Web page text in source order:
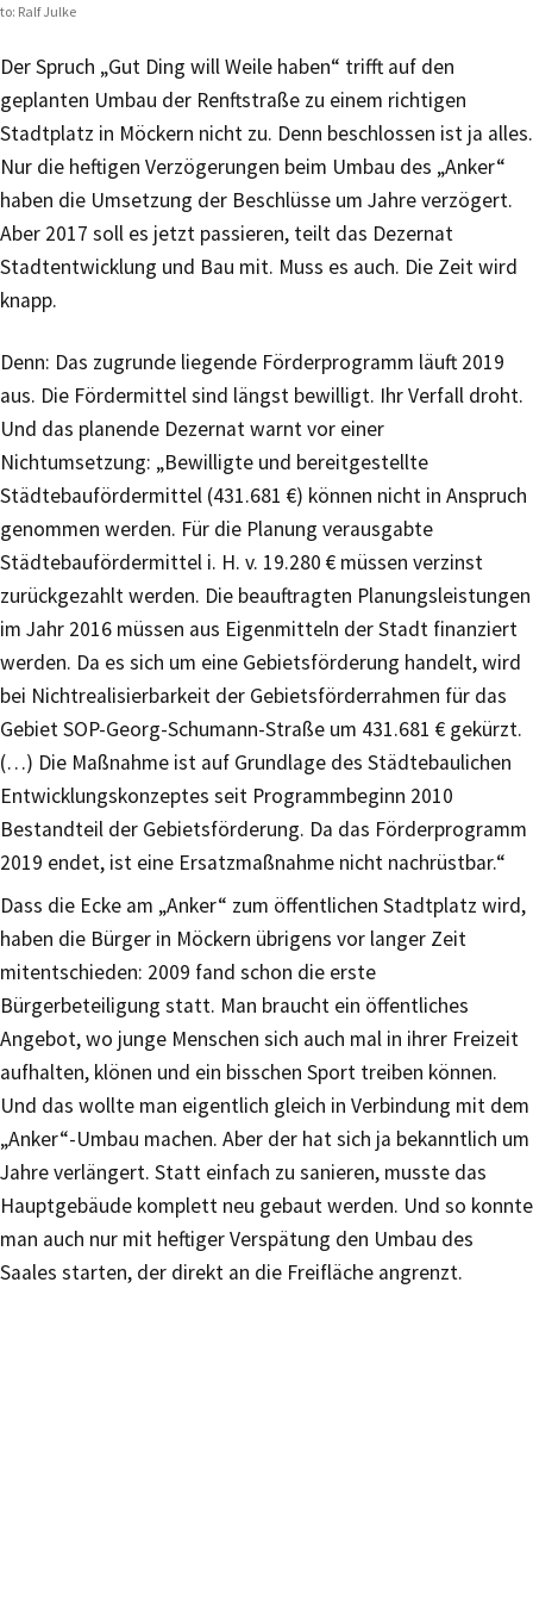
Ralf Julke
Der Spruch „Gut Ding will Weile haben“ trifft auf den
geplanten Umbau der Renftstraße zu einem richtigen
Stadtplatz in Möckern nicht zu. Denn beschlossen ist ja alles.
Nur die heftigen Verzögerungen beim Umbau des „Anker“
haben die Umsetzung der Beschlüsse um Jahre verzögert.
Aber 2017 soll es jetzt passieren, teilt das Dezernat
Stadtentwicklung und Bau mit. Muss es auch. Die Zeit wird
knapp.
Denn: Das zugrunde liegende Förderprogramm läuft 2019
aus. Die Fördermittel sind längst bewilligt. Ihr Verfall droht.
Und das planende Dezernat warnt vor einer
Nichtumsetzung: „Bewilligte und bereitgestellte
Städtebaufördermittel (431.681 €) können nicht in Anspruch
genommen werden. Für die Planung verausgabte
Städtebaufördermittel i. H. v. 19.280 € müssen verzinst
zurückgezahlt werden. Die beauftragten Planungsleistungen
im Jahr 2016 müssen aus Eigenmitteln der Stadt finanziert
werden. Da es sich um eine Gebietsförderung handelt, wird
bei Nichtrealisierbarkeit der Gebietsförderrahmen für das
Gebiet SOP-Georg-Schumann-Straße um 431.681 € gekürzt.
(…) Die Maßnahme ist auf Grundlage des Städtebaulichen
Entwicklungskonzeptes seit Programmbeginn 2010
Bestandteil der Gebietsförderung. Da das Förderprogramm
2019 endet, ist eine Ersatzmaßnahme nicht nachrüstbar.“
Dass die Ecke am „Anker“ zum öffentlichen Stadtplatz wird,
haben die Bürger in Möckern übrigens vor langer Zeit
mitentschieden: 2009 fand schon die erste
Bürgerbeteiligung statt. Man braucht ein öffentliches
Angebot, wo junge Menschen sich auch mal in ihrer Freizeit
aufhalten, klönen und ein bisschen Sport treiben können.
Und das wollte man eigentlich gleich in Verbindung mit dem
„Anker“-Umbau machen. Aber der hat sich ja bekanntlich um
Jahre verlängert. Statt einfach zu sanieren, musste das
Hauptgebäude komplett neu gebaut werden. Und so konnte
man auch nur mit heftiger Verspätung den Umbau des
Saales starten, der direkt an die Freifläche angrenzt.